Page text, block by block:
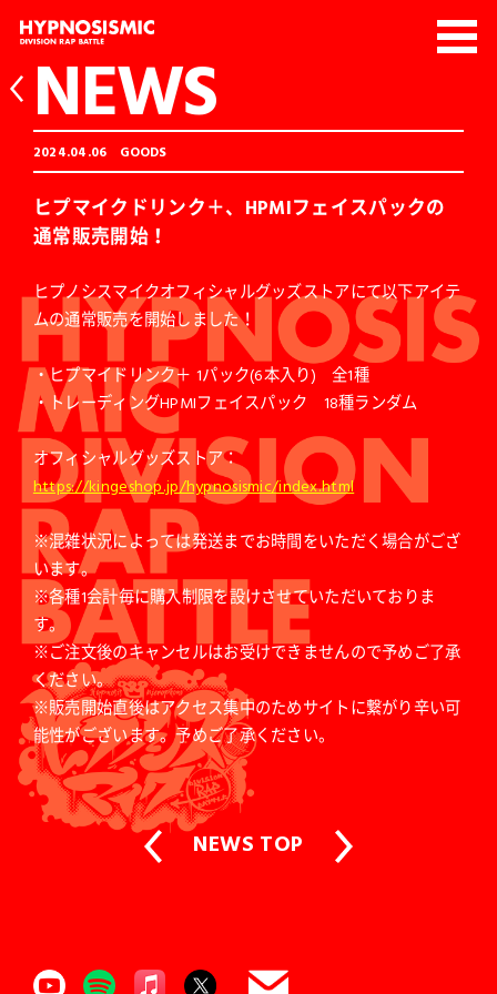
NEWS
2024.04.06 GOODS
ヒプマイクドリンク＋、HPMIフェイスパックの
通常販売開始！
ヒプノシスマイクオフィシャルグッズストアにて以下アイテ
ムの通常販売を開始しました！
・ヒプマイドリンク＋ 1パック(6本入り) 全1種
・トレーディングHPMIフェイスパック 18種ランダム
オフィシャルグッズストア：
https://kingeshop.jp/hypnosismic/index.html
※混雑状況によっては発送までお時間をいただく場合がござ
います。
※各種1会計毎に購入制限を設けさせていただいておりま
す。
※ご注文後のキャンセルはお受けできませんので予めご了承
ください。
※販売開始直後はアクセス集中のためサイトに繋がり辛い可
能性がございます。予めご了承ください。
NEWS TOP